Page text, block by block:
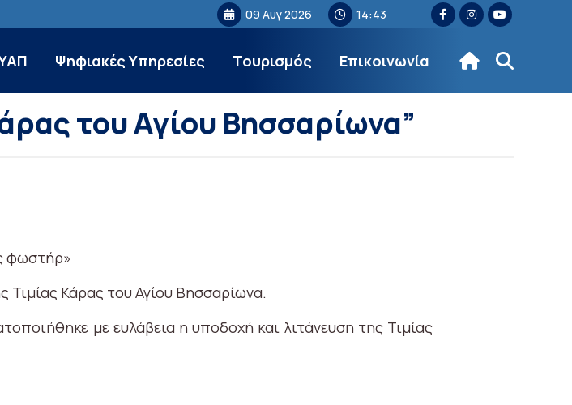
09 Αυγ 2026 14:43
Ψηφιακές Υπηρεσίες Τουρισμός Επικοινωνία
του Αγίου Βησσαρίωνα”
φωστήρ»
Κάρας του Αγίου Βησσαρίωνα.
με ευλάβεια η υποδοχή και λιτάνευση της Τιμίας